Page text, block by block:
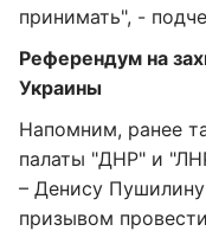
принимать", -
Референдум на
Украины
Напомним, ранее
палаты "ДНР" и
– Денису
призывом